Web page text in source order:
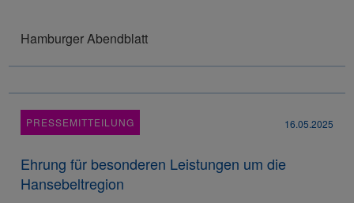
Hamburger Abendblatt
PRESSEMITTEILUNG 16.05.2025
Ehrung für besonderen Leistungen um die
Hansebeltregion